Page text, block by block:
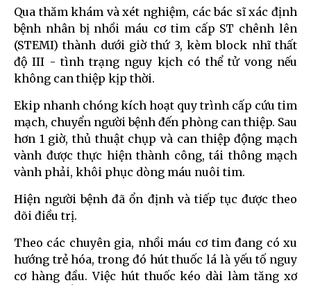
Qua thăm khám và xét nghiệm, các bác sĩ xác định
bệnh nhân bị nhồi máu cơ tim cấp ST chênh lên
(STEMI) thành dưới giờ thứ 3, kèm block nhĩ thất
độ III - tình trạng nguy kịch có thể tử vong nếu
không can thiệp kịp thời.
Ekip nhanh chóng kích hoạt quy trình cấp cứu tim
mạch, chuyển người bệnh đến phòng can thiệp. Sau
hơn 1 giờ, thủ thuật chụp và can thiệp động mạch
vành được thực hiện thành công, tái thông mạch
vành phải, khôi phục dòng máu nuôi tim.
Hiện người bệnh đã ổn định và tiếp tục được theo
dõi điều trị.
Theo các chuyên gia, nhồi máu cơ tim đang có xu
hướng trẻ hóa, trong đó hút thuốc lá là yếu tố nguy
cơ hàng đầu. Việc hút thuốc kéo dài làm tăng xơ